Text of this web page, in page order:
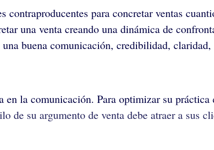
para concretar ventas
una venta creando una dinámica de
buena comunicación, credibilidad, claridad,
la comunicación. Para optimizar su práctica
de su argumento de venta debe atraer a sus